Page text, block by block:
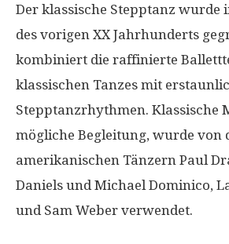
Der klassische Stepptanz wurde
des vorigen XX Jahrhunderts
kombiniert die raffinierte
klassischen Tanzes mit
Stepptanzrhythmen. Klassische
mögliche Begleitung, wurde von
amerikanischen Tänzern Paul
Daniels und Michael Dominico,
und Sam Weber verwendet.